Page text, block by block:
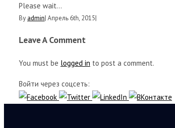
Please wait...
By admin| Апрель 6th, 2015|
Leave A Comment
You must be logged in to post a comment.
Войти через соцсеть: